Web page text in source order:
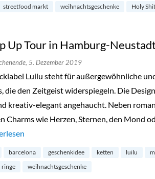
streetfood markt weihnachtsgeschenke Holy
Up Tour in Hamburg-
5. Dezember 2019
Luilu steht für außergewöhnliche
die den Zeitgeist widerspiegeln. Die
kreativ-elegant angehaucht. Neben
Charms wie Herzen, Sternen, den Mond
Pop Up Tour in Hamburg-Neustadt“
barcelona geschenkidee ketten luilu
ringe weihnachtsgeschenke